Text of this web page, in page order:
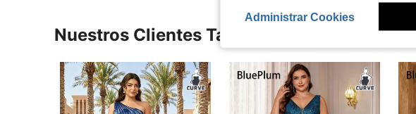
Nuestros Clientes También Vieron
Administrar Cookies